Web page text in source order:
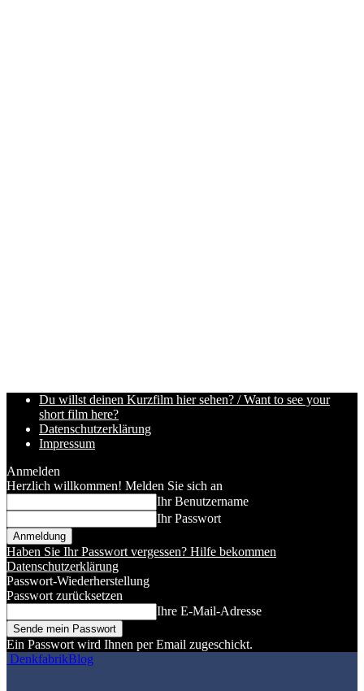
Du willst deinen Kurzfilm hier sehen? / Want to see your
short film here?
Datenschutzerklärung
Impressum
Anmelden
Herzlich willkommen! Melden Sie sich an
Ihr Benutzername
Ihr Passwort
Haben Sie Ihr Passwort vergessen? Hilfe bekommen
Datenschutzerklärung
Passwort-Wiederherstellung
Passwort zurücksetzen
Ihre E-Mail-Adresse
Ein Passwort wird Ihnen per Email zugeschickt.
DenkfabrikBlog